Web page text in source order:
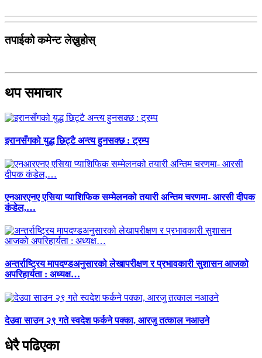
तपाईको कमेन्ट लेख्नुहोस्
थप समाचार
इरानसँगको युद्ध छिट्टै अन्त्य हुनसक्छ : ट्रम्प
एनआरएनए एसिया प्याशिफिक सम्मेलनको तयारी अन्तिम चरणमा- आरसी दीपक
कंडेल,…
अन्तर्राष्ट्रिय मापदण्डअनुसारको लेखापरीक्षण र प्रभावकारी सुशासन आजको
अपरिहार्यता : अध्यक्ष…
देउवा साउन २९ गते स्वदेश फर्कने पक्का, आरजु तत्काल नआउने
धेरै पढिएका